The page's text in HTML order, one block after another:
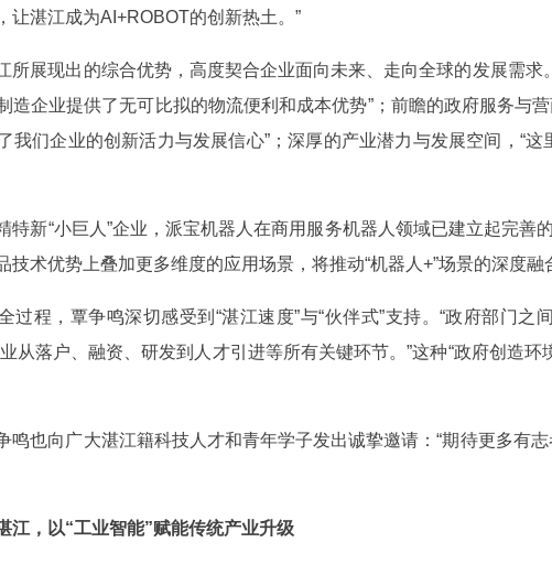
让湛江成为AI+ROBOT的创新热土。”
所展现出的综合优势，高度契合企业面向未来、走向全球的发展需
造企业提供了无可比拟的物流便利和成本优势”；前瞻的政府服务与
我们企业的创新活力与发展信心”；深厚的产业潜力与发展空间，“
特新“小巨人”企业，派宝机器人在商用服务机器人领域已建立起完善
技术优势上叠加更多维度的应用场景，将推动“机器人+”场景的深度融
过程，覃争鸣深切感受到“湛江速度”与“伙伴式”支持。“政府部门
从落户、融资、研发到人才引进等所有关键环节。”这种“政府创造
鸣也向广大湛江籍科技人才和青年学子发出诚挚邀请：“期待更多有
湛江，以“工业智能”赋能传统产业升级